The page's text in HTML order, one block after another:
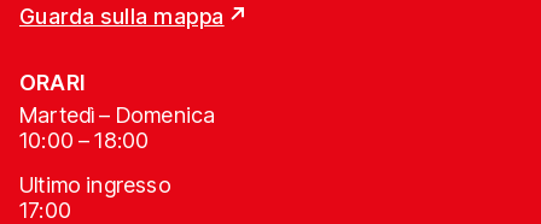
Guarda sulla mappa
ORARI
Martedì – Domenica
10:00 – 18:00
Ultimo ingresso
17:00